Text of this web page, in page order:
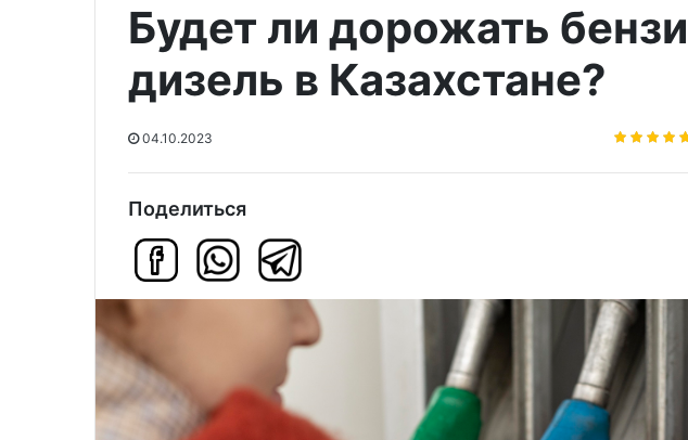
Будет ли дорожать
дизель в Казахстане?
04.10.2023
Поделиться